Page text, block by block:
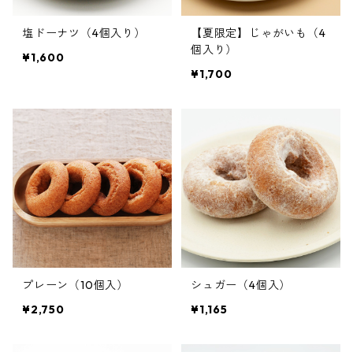
塩ドーナツ（4個入り）
¥1,600
【夏限定】じゃがいも（4
個入り）
¥1,700
プレーン（10個入）
¥2,750
シュガー（4個入）
¥1,165